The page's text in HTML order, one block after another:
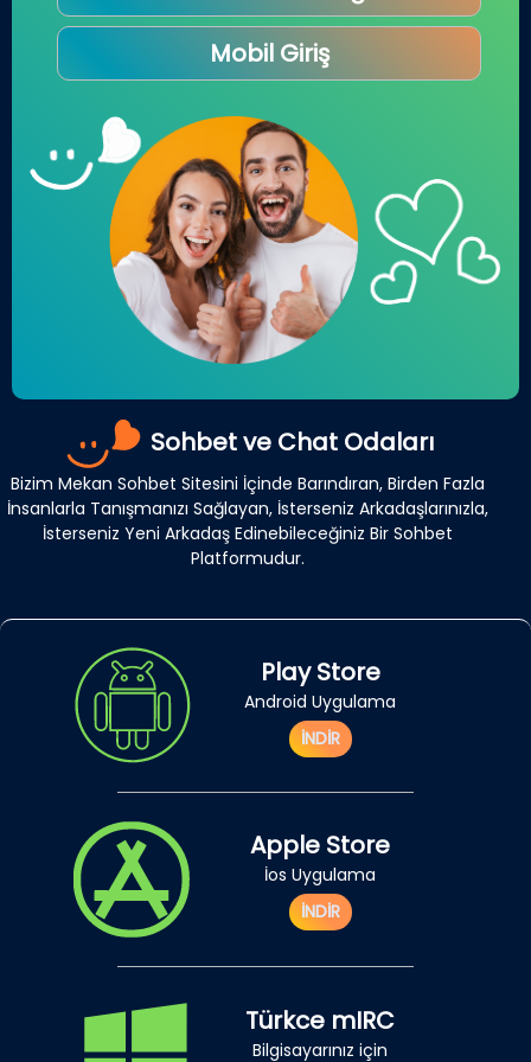
Mobil Giriş
Sohbet ve Chat Odaları
Bizim Mekan Sohbet Sitesini İçinde Barındıran, Birden Fazla
İnsanlarla Tanışmanızı Sağlayan, İsterseniz Arkadaşlarınızla,
İsterseniz Yeni Arkadaş Edinebileceğiniz Bir Sohbet
Platformudur.
Play Store
Android Uygulama
İNDİR
Apple Store
İos Uygulama
İNDİR
Türkce mIRC
Bilgisayarınız için